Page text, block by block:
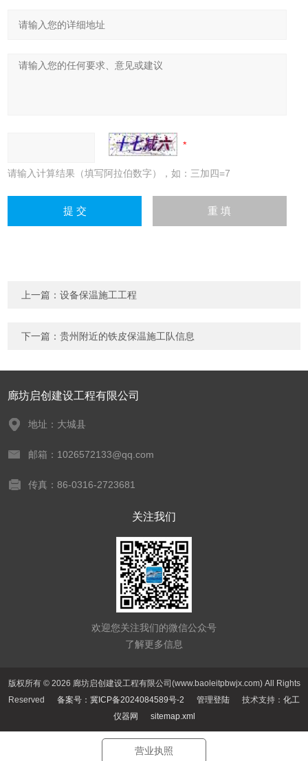
请输入计算结果（填写阿拉伯数字），如：三加四=7
上一篇：设备保温施工工程
下一篇：贵州附近的铁皮保温施工队信息
廊坊启创建设工程有限公司
地址：大城县
邮箱：1026572133@qq.com
传真：86-0316-2723681
关注我们
欢迎您关注我们的微信公众号
了解更多信息
版权所有 © 2026 廊坊启创建设工程有限公司(www.baoleitpbwjx.com) All Rights
Reserved 备案号：冀ICP备2024084589号-2 管理登陆 技术支持： 化工
仪器网
sitemap.xml
营业执照